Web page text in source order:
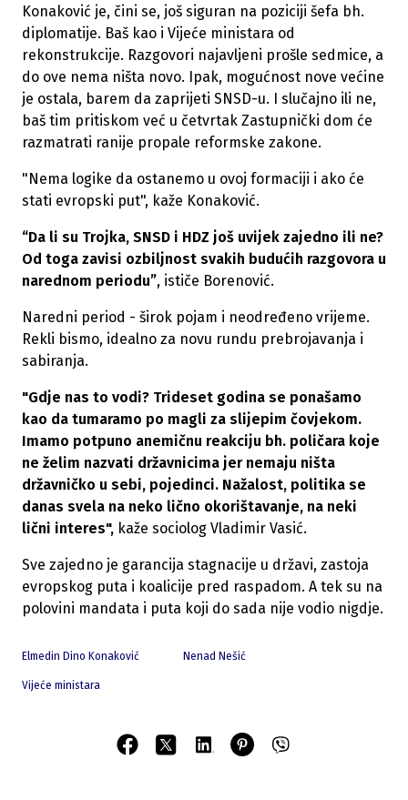
Konaković je, čini se, još siguran na poziciji šefa bh.
diplomatije. Baš kao i Vijeće ministara od
rekonstrukcije. Razgovori najavljeni prošle sedmice, a
do ove nema ništa novo. Ipak, mogućnost nove većine
je ostala, barem da zaprijeti SNSD-u. I slučajno ili ne,
baš tim pritiskom već u četvrtak Zastupnički dom će
razmatrati ranije propale reformske zakone.
"Nema logike da ostanemo u ovoj formaciji i ako će
stati evropski put", kaže Konaković.
“Da li su Trojka, SNSD i HDZ još uvijek zajedno ili ne?
Od toga zavisi ozbiljnost svakih budućih razgovora u
narednom periodu”, ističe Borenović.
Naredni period - širok pojam i neodređeno vrijeme.
Rekli bismo, idealno za novu rundu prebrojavanja i
sabiranja.
"Gdje nas to vodi? Trideset godina se ponašamo
kao da tumaramo po magli za slijepim čovjekom.
Imamo potpuno anemičnu reakciju bh. poličara koje
ne želim nazvati državnicima jer nemaju ništa
državničko u sebi, pojedinci. Nažalost, politika se
danas svela na neko lično okorištavanje, na neki
lični interes", kaže sociolog Vladimir Vasić.
Sve zajedno je garancija stagnacije u državi, zastoja
evropskog puta i koalicije pred raspadom. A tek su na
polovini mandata i puta koji do sada nije vodio nigdje.
Elmedin Dino Konaković Nenad Nešić
Vijeće ministara